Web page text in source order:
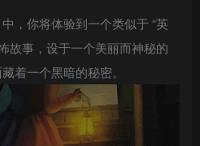
，你将体验到一个类似于 “英
故事，设于一个美丽而神秘的
着一个黑暗的秘密。